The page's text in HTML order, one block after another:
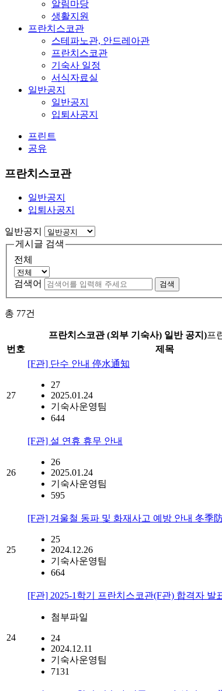
알림마당
생활지원
프란치스코관
스테파노관, 안드레아관
프란치스코관
기숙사 일정
서식자료실
일반공지
일반공지
입퇴사공지
프린트
공유
프란치스코관
일반공지
입퇴사공지
일반공지
게시글 검색
전체
검색어 검색
총 77건
프란치스코관 (외부 기숙사) 일반 공지)프
번호
제목
27
[F관] 단수 안내 停水通知
27
2025.01.24
기숙사운영팀
644
26
[F관] 설 연휴 휴무 안내
26
2025.01.24
기숙사운영팀
595
25
[F관] 겨울철 동파 및 화재사고 예방 안내 冬季
25
2024.12.26
기숙사운영팀
664
24
[F관] 2025-1학기 프란치스코관(F관) 합격자 발
첨부파일
24
2024.12.11
기숙사운영팀
7131